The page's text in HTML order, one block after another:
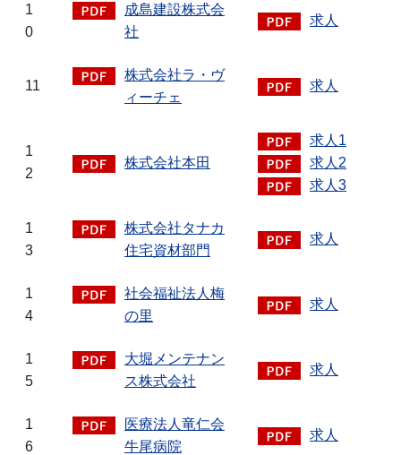
1
0
成島建設株式会
社
求人
11
株式会社ラ・ヴ
ィーチェ
求人
1
2
株式会社本田
求人1
求人2
求人3
1
3
株式会社タナカ
住宅資材部門
求人
1
4
社会福祉法人梅
の里
求人
1
5
大堀メンテナン
ス株式会社
求人
1
6
医療法人竜仁会
牛尾病院
求人